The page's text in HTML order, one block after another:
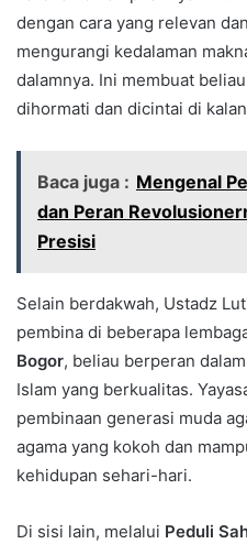
dengan cara yang relevan
mengurangi kedalaman
dalamnya. Ini membuat
dihormati dan dicintai di
Baca juga : Mengenal
dan Peran
Presisi
Selain berdakwah, Ustadz
pembina di beberapa
Bogor, beliau berperan
Islam yang berkualitas.
pembinaan generasi muda
agama yang kokoh dan
kehidupan sehari-hari.
Di sisi lain, melalui Peduli